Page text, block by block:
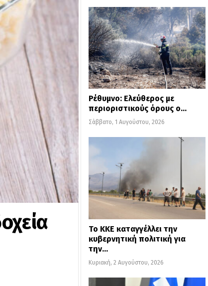
Ρέθυμνο: Ελεύθερος με
περιοριστικούς όρους ο…
Σάββατο, 1 Αυγούστου, 2026
Το ΚΚΕ καταγγέλλει την
κυβερνητική πολιτική για
την…
Κυριακή, 2 Αυγούστου, 2026